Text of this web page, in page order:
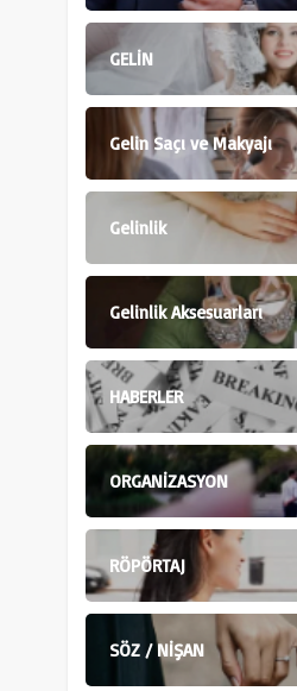
GELİN
Gelin Saçı ve Makyajı
Gelinlik
Gelinlik Aksesuarları
HABERLER
ORGANİZASYON
RÖPÖRTAJ
SÖZ / NİŞAN